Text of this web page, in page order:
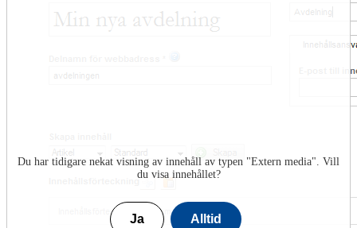
Du har tidigare nekat visning av innehåll av typen "Extern media". Vill
du visa innehållet?
Ja Alltid